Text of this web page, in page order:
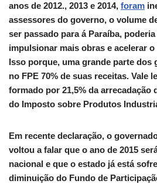
anos de 2012., 2013 e 2014, foram
assessores do governo, o volume
ser passado para á Paraíba,
impulsionar mais obras e acelerar
Isso porque, uma grande parte dos
no FPE 70% de suas receitas. Vale
formado por 21,5% da arrecadação
do Imposto sobre Produtos
Em recente declaração, o
voltou a falar que o ano de 2015
nacional e que o estado já está
diminuição do Fundo de